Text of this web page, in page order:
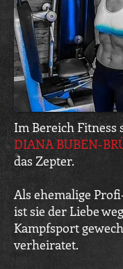
Im Bereich Fitness
DIANA BUBEN-
das Zepter.
Als ehemalige
ist sie der Liebe
Kampfsport
verheiratet.